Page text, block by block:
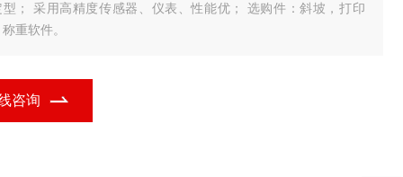
型； 采用高精度传感器、仪表、性能优； 选购件：斜坡，打印
重软件。
咨询